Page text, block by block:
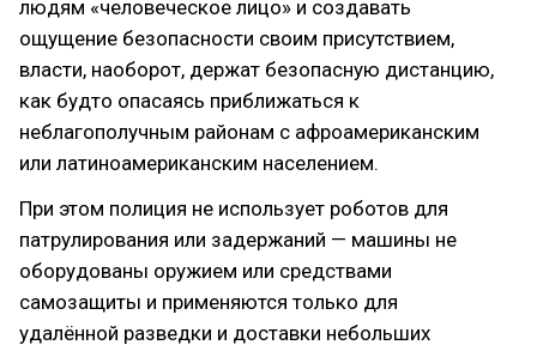
людям «человеческое лицо» и создавать
ощущение безопасности своим присутствием,
власти, наоборот, держат безопасную дистанцию,
как будто опасаясь приближаться к
неблагополучным районам с афроамериканским
или латиноамериканским населением.
При этом полиция не использует роботов для
патрулирования или задержаний — машины не
оборудованы оружием или средствами
самозащиты и применяются только для
удалённой разведки и доставки небольших